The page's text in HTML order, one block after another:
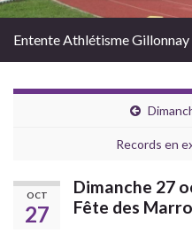
Entente Athlétisme
Records en
OCT
27
Dimanche 27
Fête des